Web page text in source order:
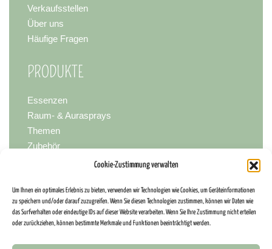
Cookie-Zustimmung verwalten
Um Ihnen ein optimales Erlebnis zu bieten, verwenden wir Technologien wie Cookies, um Geräteinformationen
zu speichern und/oder darauf zuzugreifen. Wenn Sie diesen Technologien zustimmen, können wir Daten wie
das Surfverhalten oder eindeutige IDs auf dieser Website verarbeiten. Wenn Sie Ihre Zustimmung nicht erteilen
oder zurückziehen, können bestimmte Merkmale und Funktionen beeinträchtigt werden.
Verkaufsstellen
Über uns
Häufige Fragen
PRODUKTE
Essenzen
Raum- & Aurasprays
Themen
Zubehör
Berater/in werden
Händler/in werden